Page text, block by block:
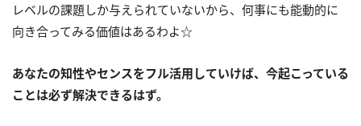
レベルの課題しか与えられていないから、何事にも能動的に
向き合ってみる価値はあるわよ☆
あなたの知性やセンスをフル活用していけば、今起こっている
ことは必ず解決できるはず。